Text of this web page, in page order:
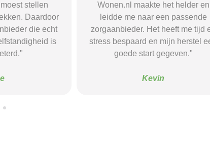
het helder en
passende
heeft me tijd en
herstel een
doorverwijzingen naar
Dankzij hun site vond ik een plek
waar ik rust en structuur kreeg —
voel me nu veel stabieler."